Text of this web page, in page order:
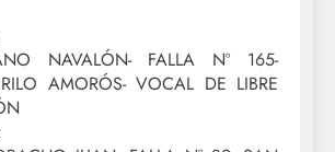
NAVALÓN- FALLA Nº 165-
AMORÓS- VOCAL DE LIBRE